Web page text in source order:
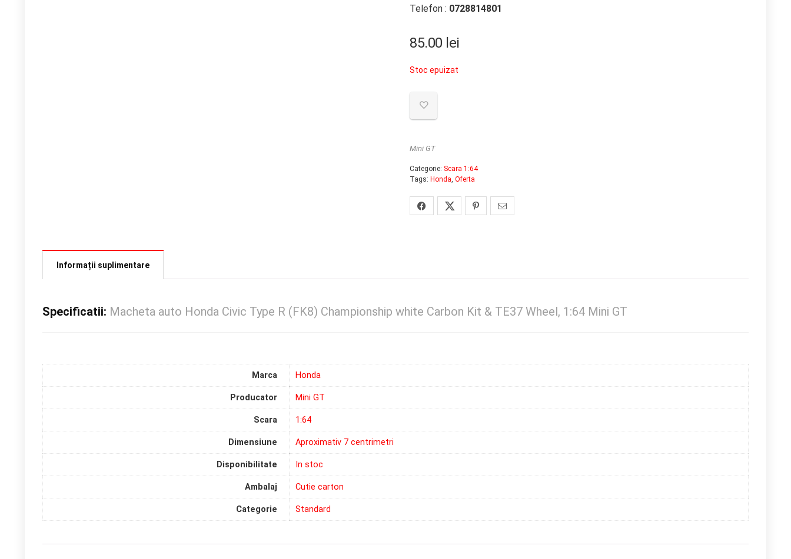
Telefon : 0728814801
85.00 lei
Stoc epuizat
Mini GT
Categorie: Scara 1:64
Tags: Honda, Oferta
Informații suplimentare
Specificatii: Macheta auto Honda Civic Type R (FK8) Championship white Carbon Kit & TE37 Wheel, 1:64 Mini GT
Marca Honda
Producator Mini GT
Scara 1:64
Dimensiune Aproximativ 7 centrimetri
Disponibilitate In stoc
Ambalaj Cutie carton
Categorie Standard